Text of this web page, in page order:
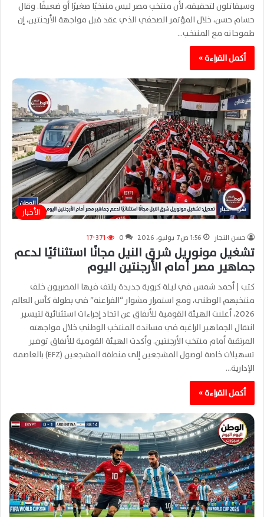
وسيقاتلون لتحقيقه، لأن منتخب مصر ليس منتخبًا صغيرًا أو ضعيفًا. وقال
حسام حسن، خلال المؤتمر الصحفي الذي عقد قبل مواجهة الأرجنتين، إن
طموحاته مع المنتخب…
أكمل القراءة »
الأخبار
حسن النجار 1:56 ص7 يوليو، 2026 0 17٬371
تشغيل مونوريل شرق النيل مجانًا استثنائيًا لدعم
جماهير مصر أمام الأرجنتين اليوم
كتب | أحمد شمس في ليلة كروية جديدة يلتف فيها المصريون خلف
منتخبهم الوطني، ومع استمرار مشوار “الفراعنة” في بطولة كأس العالم
2026، أعلنت الهيئة القومية للأنفاق عن اتخاذ إجراءات استثنائية لتيسير
انتقال الجماهير الراغبة في مساندة المنتخب الوطني خلال مواجهته
المرتقبة أمام منتخب الأرجنتين. وأكدت الهيئة القومية للأنفاق توفير
تسهيلات خاصة لوصول المشجعين إلى منطقة المشجعين (EFZ) بالعاصمة
الإدارية…
أكمل القراءة »